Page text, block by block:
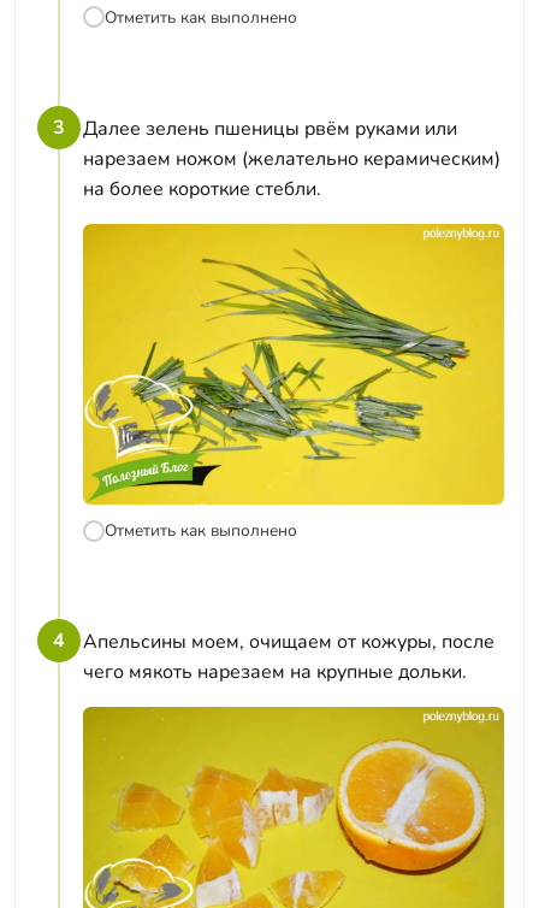
Отметить как выполнено
3
Далее зелень пшеницы рвём руками или
нарезаем ножом (желательно керамическим)
на более короткие стебли.
Отметить как выполнено
4
Апельсины моем, очищаем от кожуры, после
чего мякоть нарезаем на крупные дольки.